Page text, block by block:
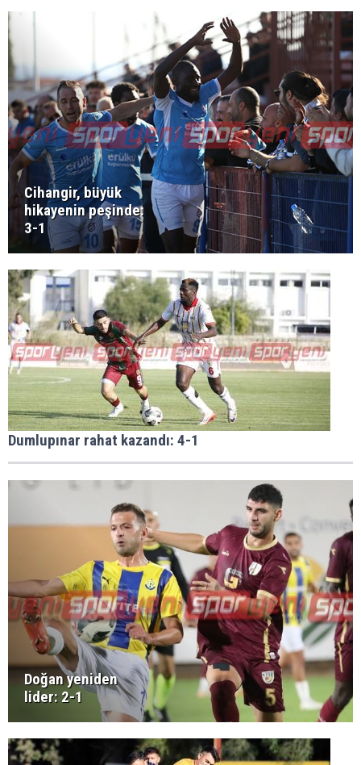
Cihangir, büyük
hikayenin peşinde:
3-1
Dumlupınar rahat kazandı: 4-1
Doğan yeniden
lider: 2-1